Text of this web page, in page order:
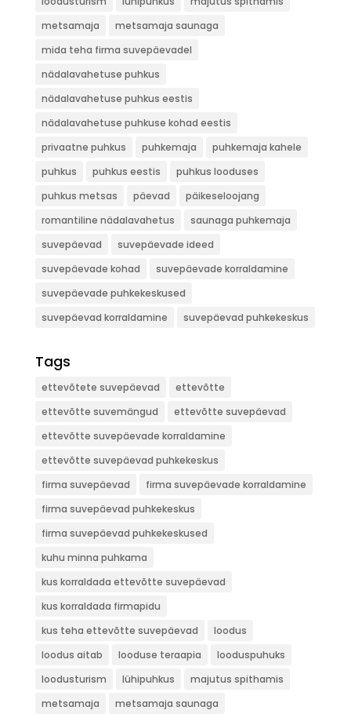
metsamaja
metsamaja saunaga
mida teha firma suvepäevadel
nädalavahetuse puhkus
nädalavahetuse puhkus eestis
nädalavahetuse puhkuse kohad eestis
privaatne puhkus
puhkemaja
puhkemaja kahele
puhkus
puhkus eestis
puhkus looduses
puhkus metsas
päevad
päikeseloojang
romantiline nädalavahetus
saunaga puhkemaja
suvepäevad
suvepäevade ideed
suvepäevade kohad
suvepäevade korraldamine
suvepäevade puhkekeskused
suvepäevad korraldamine
suvepäevad puhkekeskus
Tags
ettevõtete suvepäevad
ettevõtte
ettevõtte suvemängud
ettevõtte suvepäevad
ettevõtte suvepäevade korraldamine
ettevõtte suvepäevad puhkekeskus
firma suvepäevad
firma suvepäevade korraldamine
firma suvepäevad puhkekeskus
firma suvepäevad puhkekeskused
kuhu minna puhkama
kus korraldada ettevõtte suvepäevad
kus korraldada firmapidu
kus teha ettevõtte suvepäevad
loodus
loodus aitab
looduse teraapia
looduspuhuks
loodusturism
lühipuhkus
majutus spithamis
metsamaja
metsamaja saunaga